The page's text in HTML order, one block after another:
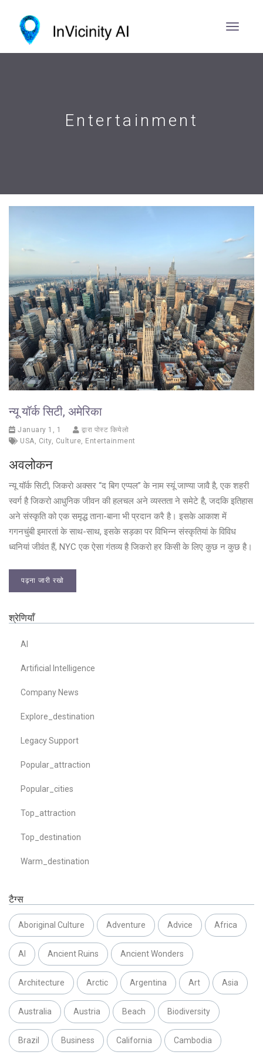
Entertainment
न्यू यॉर्क सिटी, अमेरिका
January 1, 1
द्वारा पोस्ट कियेलो
USA, City, Culture, Entertainment
अवलोकन
न्यू यॉर्क सिटी, जिकरो अक्सर “द बिग एप्पल” के नाम स्यूं जाण्या जावै है, एक शहरी
स्वर्ग है जिकरो आधुनिक जीवन की हलचल अने व्यस्तता ने समेटे है, जदकि इतिहास
अने संस्कृति को एक समृद्ध ताना-बाना भी प्रदान करै है। इसके आकाश में
गगनचुंबी इमारतां के साथ-साथ, इसके सड़का पर विभिन्न संस्कृतियां के विविध
ध्वनियां जीवंत हैं, NYC एक ऐसा गंतव्य है जिकरो हर किसी के लिए कुछ न कुछ है।
पढ़ना जारी रखो
श्रेणियाँ
AI
Artificial Intelligence
Company News
Explore_destination
Legacy Support
Popular_attraction
Popular_cities
Top_attraction
Top_destination
Warm_destination
टैग्स
Aboriginal Culture Adventure Advice Africa
AI Ancient Ruins Ancient Wonders
Architecture Arctic Argentina Art Asia
Australia Austria Beach Biodiversity
Brazil Business California Cambodia